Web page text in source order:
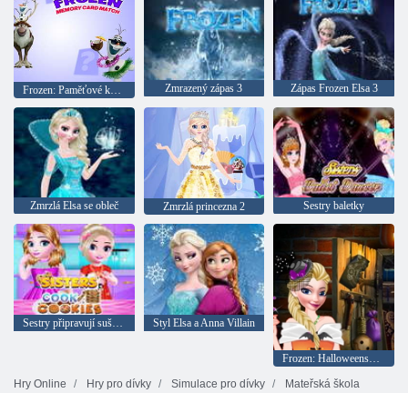
Zmrazený zápas 3 Zápas Frozen Elsa 3
Zmrzlá Elsa se obleč Zmrzlá princezna 2 Sestry baletky
Sestry připravují sušenky Styl Elsa a Anna Villain
Frozen: Halloweenské kostýmy princezny
Hry Online
Hry pro dívky Simulace pro dívky
Mateřská škola